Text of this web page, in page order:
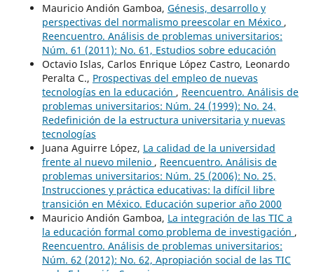
Mauricio Andión Gamboa, Génesis, desarrollo y
perspectivas del normalismo preescolar en México ,
Reencuentro. Análisis de problemas universitarios:
Núm. 61 (2011): No. 61, Estudios sobre educación
Octavio Islas, Carlos Enrique López Castro, Leonardo
Peralta C., Prospectivas del empleo de nuevas
tecnologías en la educación , Reencuentro. Análisis de
problemas universitarios: Núm. 24 (1999): No. 24,
Redefinición de la estructura universitaria y nuevas
tecnologías
Juana Aguirre López, La calidad de la universidad
frente al nuevo milenio , Reencuentro. Análisis de
problemas universitarios: Núm. 25 (2006): No. 25,
Instrucciones y práctica educativas: la difícil libre
transición en México. Educación superior año 2000
Mauricio Andión Gamboa, La integración de las TIC a
la educación formal como problema de investigación ,
Reencuentro. Análisis de problemas universitarios:
Núm. 62 (2012): No. 62, Apropiación social de las TIC